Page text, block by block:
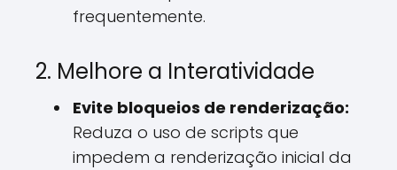
frequentemente.
2. Melhore a Interatividade
Evite bloqueios de renderização:
Reduza o uso de scripts que
impedem a renderização inicial da